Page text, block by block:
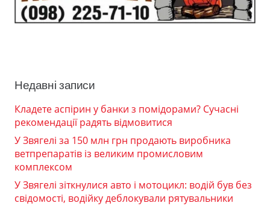
Недавні записи
Кладете аспірин у банки з помідорами? Сучасні
рекомендації радять відмовитися
У Звягелі за 150 млн грн продають виробника
ветпрепаратів із великим промисловим
комплексом
У Звягелі зіткнулися авто і мотоцикл: водій був без
свідомості, водійку деблокували рятувальники